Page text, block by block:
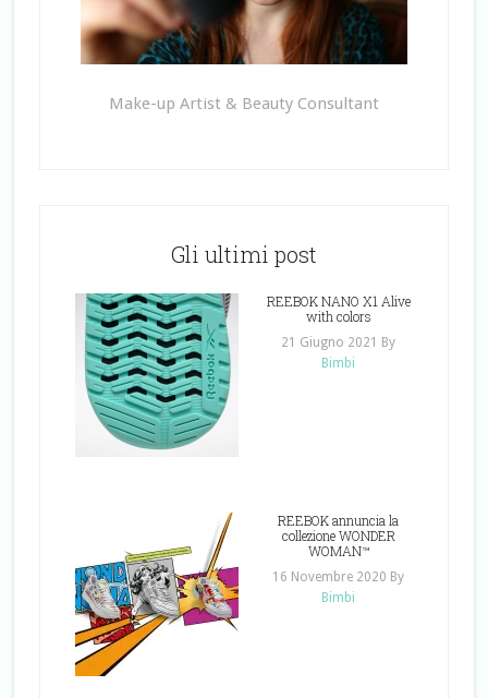
Make-up Artist & Beauty Consultant
Gli ultimi post
REEBOK NANO X1 Alive
with colors
21 Giugno 2021 By
Bimbi
REEBOK annuncia la
collezione WONDER
WOMAN™
16 Novembre 2020 By
Bimbi